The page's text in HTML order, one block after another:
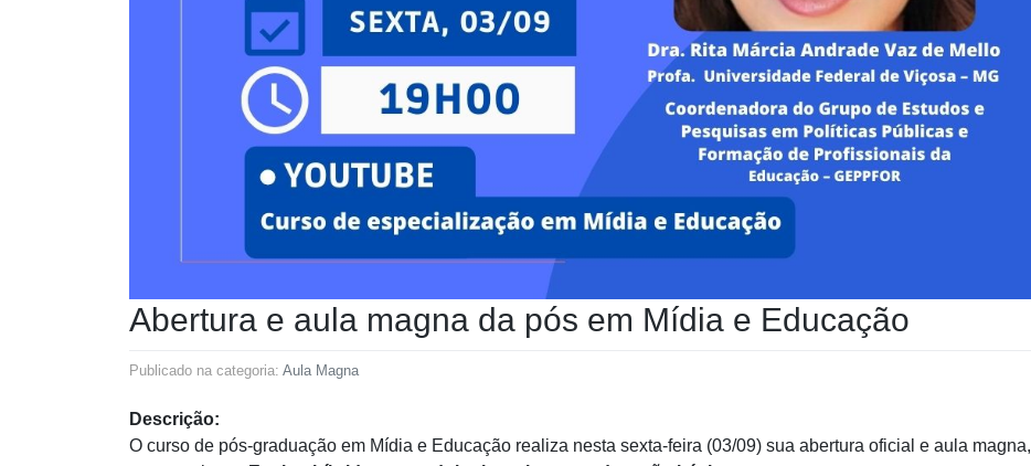
Abertura e aula magna da pós em Mídia e Educação
Publicado na categoria: Aula Magna
Descrição:
O curso de pós-graduação em Mídia e Educação realiza nesta sexta-feira (03/09) sua abertura oficial e aula magna,